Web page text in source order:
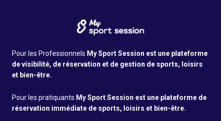
Pour les Professionnels My Sport Session est une plateforme
de visibilité, de réservation et de gestion de sports, loisirs
et bien-être.
Pour les pratiquants My Sport Session est une plateforme de
réservation immédiate de sports, loisirs et bien-être.